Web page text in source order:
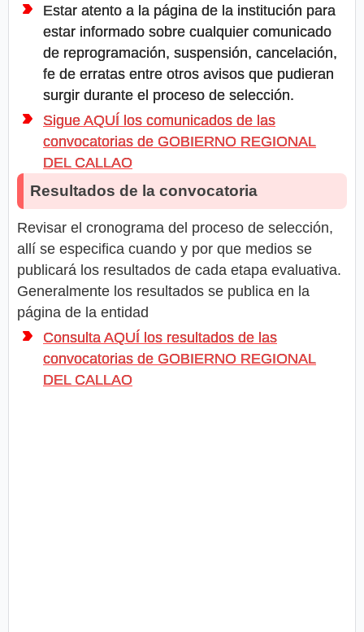
Estar atento a la página de la institución para
estar informado sobre cualquier comunicado
de reprogramación, suspensión, cancelación,
fe de erratas entre otros avisos que pudieran
surgir durante el proceso de selección.
Sigue AQUÍ los comunicados de las
convocatorias de GOBIERNO REGIONAL
DEL CALLAO
Resultados de la convocatoria
Revisar el cronograma del proceso de selección,
allí se especifica cuando y por que medios se
publicará los resultados de cada etapa evaluativa.
Generalmente los resultados se publica en la
página de la entidad
Consulta AQUÍ los resultados de las
convocatorias de GOBIERNO REGIONAL
DEL CALLAO